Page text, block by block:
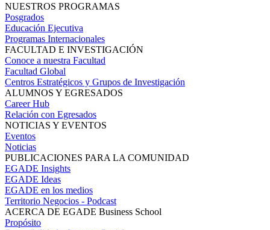
NUESTROS PROGRAMAS
Posgrados
Educación Ejecutiva
Programas Internacionales
FACULTAD E INVESTIGACIÓN
Conoce a nuestra Facultad
Facultad Global
Centros Estratégicos y Grupos de Investigación
ALUMNOS Y EGRESADOS
Career Hub
Relación con Egresados
NOTICIAS Y EVENTOS
Eventos
Noticias
PUBLICACIONES PARA LA COMUNIDAD
EGADE Insights
EGADE Ideas
EGADE en los medios
Territorio Negocios - Podcast
ACERCA DE EGADE Business School
Propósito